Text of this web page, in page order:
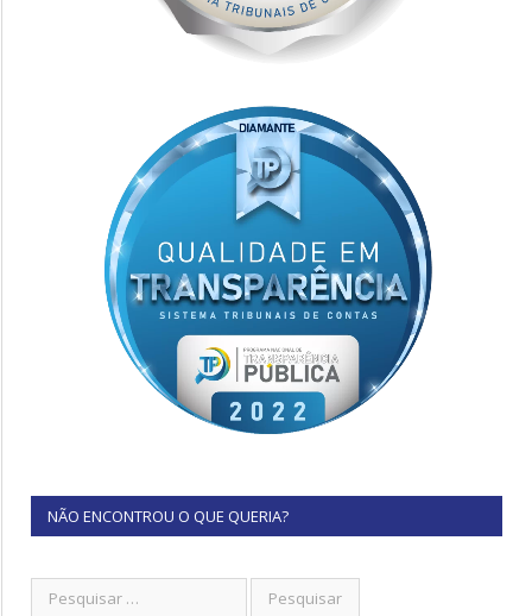
NÃO ENCONTROU O QUE QUERIA?